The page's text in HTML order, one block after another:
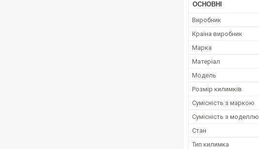
ОСНОВНІ
Виробник
Країна виробник
Марка
Матеріал
Модель
Розмір килимків
Сумісність з маркою
Сумісність з моделлю
Стан
Тип килимка